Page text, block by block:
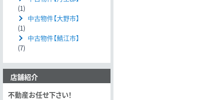
(1)
中古物件【大野市】
(1)
中古物件【鯖江市】
(7)
店舗紹介
不動産お任せ下さい！